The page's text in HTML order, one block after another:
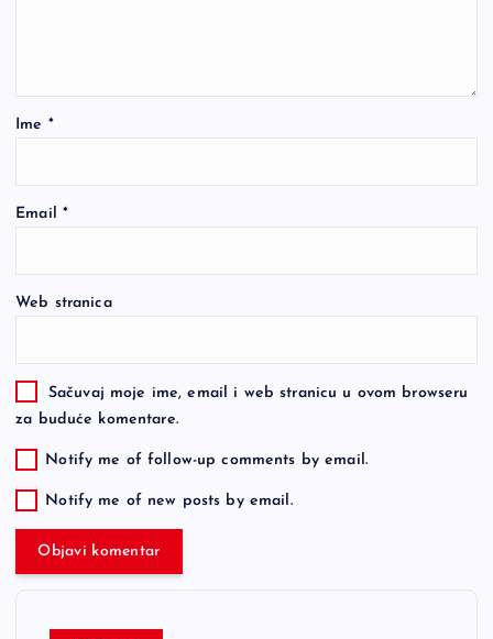
Ime *
Email *
Web stranica
Sačuvaj moje ime, email i web stranicu u ovom browseru
za buduće komentare.
Notify me of follow-up comments by email.
Notify me of new posts by email.